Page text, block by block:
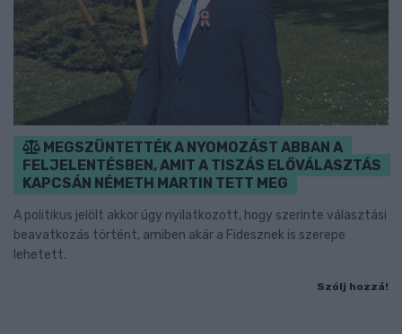
MEGSZÜNTETTÉK A NYOMOZÁST ABBAN A
FELJELENTÉSBEN, AMIT A TISZÁS ELŐVÁLASZTÁS
KAPCSÁN NÉMETH MARTIN TETT MEG
A politikus jelölt akkor úgy nyilatkozott, hogy szerinte választási
beavatkozás történt, amiben akár a Fidesznek is szerepe
lehetett.
Szólj hozzá!